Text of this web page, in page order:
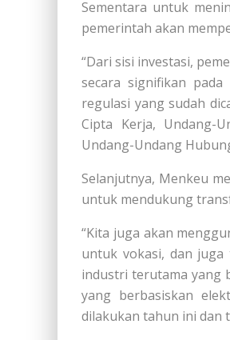
Sementara untuk
pemerintah akan
“Dari sisi investasi,
secara signifikan
regulasi yang sudah
Cipta Kerja, Undang-
Undang-Undang
Selanjutnya, Menkeu
untuk mendukung
“Kita juga akan
untuk vokasi, dan
industri terutama yang
yang berbasiskan
dilakukan tahun ini dan